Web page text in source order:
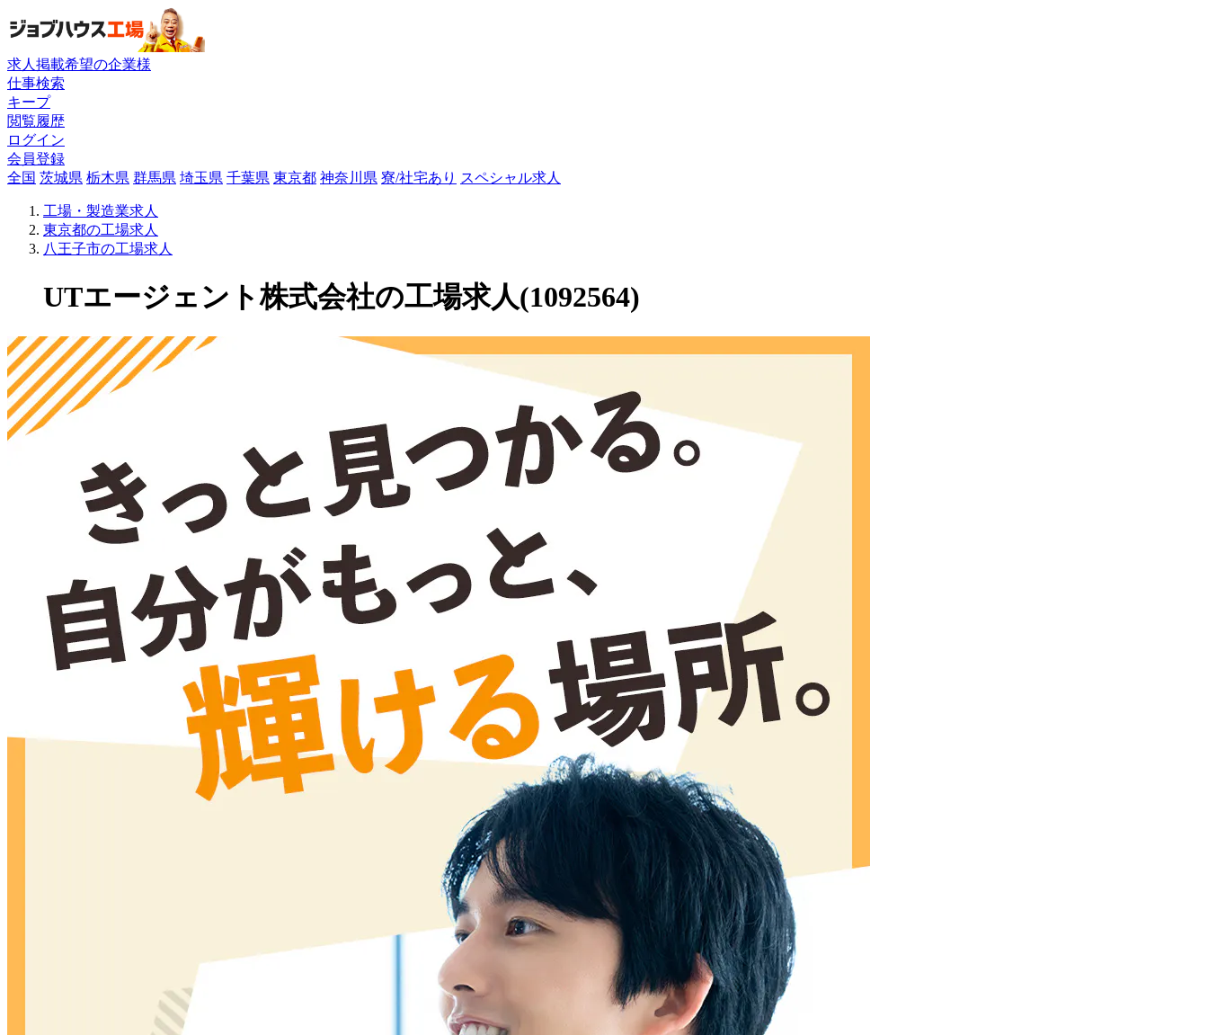
求人掲載希望の企業様
仕事検索
キープ
閲覧履歴
ログイン
会員登録
全国 茨城県 栃木県 群馬県 埼玉県 千葉県 東京都 神奈川県 寮/社宅あり スペシャル求人
工場・製造業求人
東京都の工場求人
八王子市の工場求人
UTエージェント株式会社の工場求人(1092564)